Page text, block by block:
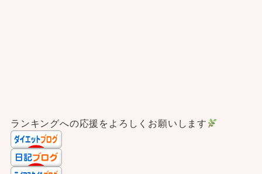
ランキングへの応援をよろしくお願いします